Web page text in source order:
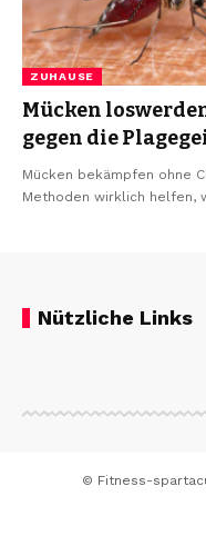
ZUHAUSE
Mücken
gegen die
Mücken bekämpfen ohne
Methoden wirklich helfen,
Nützliche Links
© Fitness-